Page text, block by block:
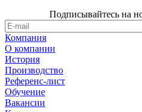
Подписывайтесь на
Компания
О компании
История
Производство
Референс-лист
Обучение
Вакансии